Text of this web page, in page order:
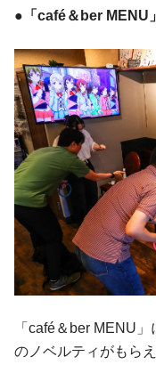
●「café＆ber MENU
「café＆ber MENU
のノベルティがもら